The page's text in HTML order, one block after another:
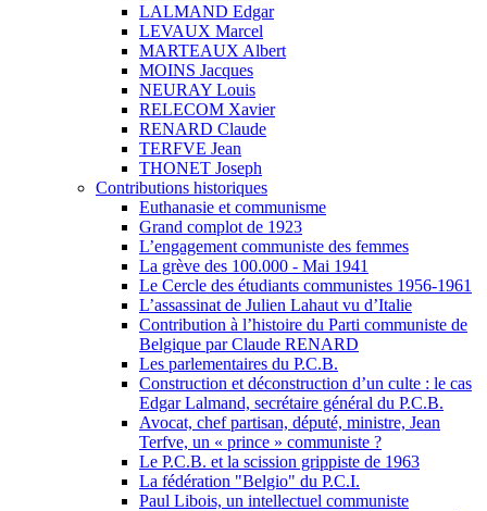
LALMAND Edgar
LEVAUX Marcel
MARTEAUX Albert
MOINS Jacques
NEURAY Louis
RELECOM Xavier
RENARD Claude
TERFVE Jean
THONET Joseph
Contributions historiques
Euthanasie et communisme
Grand complot de 1923
L’engagement communiste des femmes
La grève des 100.000 - Mai 1941
Le Cercle des étudiants communistes 1956-1961
L’assassinat de Julien Lahaut vu d’Italie
Contribution à l’histoire du Parti communiste de
Belgique par Claude RENARD
Les parlementaires du P.C.B.
Construction et déconstruction d’un culte : le cas
Edgar Lalmand, secrétaire général du P.C.B.
Avocat, chef partisan, député, ministre, Jean
Terfve, un « prince » communiste ?
Le P.C.B. et la scission grippiste de 1963
La fédération "Belgio" du P.C.I.
Paul Libois, un intellectuel communiste